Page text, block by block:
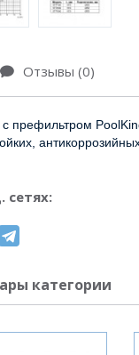
Отзывы (0)
префильтром
сетях:
категории